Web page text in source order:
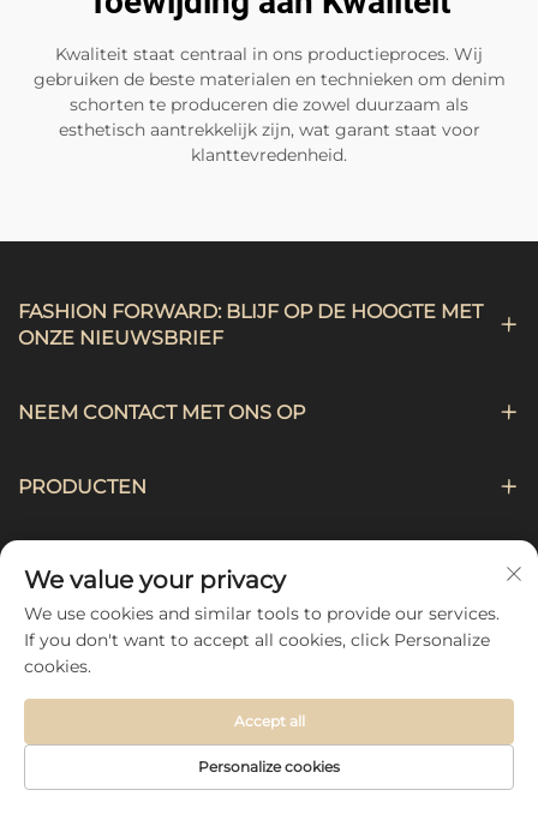
Kwaliteit staat centraal in ons productieproces. Wij
gebruiken de beste materialen en technieken om denim
schorten te produceren die zowel duurzaam als
esthetisch aantrekkelijk zijn, wat garant staat voor
klanttevredenheid.
FASHION FORWARD: BLIJF OP DE HOOGTE MET
ONZE NIEUWSBRIEF
NEEM CONTACT MET ONS OP
PRODUCTEN
VOLG ONS
Copyright © 2026 by Hebei Chengji Textile Co., Ltd -
Privacybeleid
We value your privacy
We use cookies and similar tools to provide our services.
If you don't want to accept all cookies, click Personalize
cookies.
Personalize cookies
Accept all